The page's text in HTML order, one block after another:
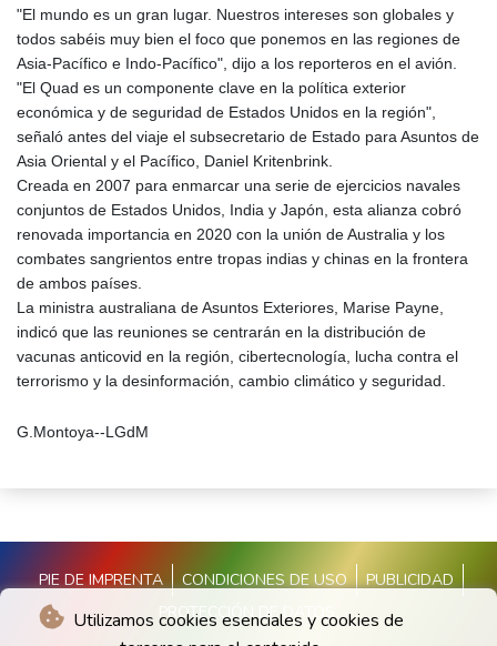
Utilizamos cookies esenciales y cookies de
"El mundo es un gran lugar. Nuestros intereses son globales y
todos sabéis muy bien el foco que ponemos en las regiones de
Asia-Pacífico e Indo-Pacífico", dijo a los reporteros en el avión.
"El Quad es un componente clave en la política exterior
económica y de seguridad de Estados Unidos en la región",
señaló antes del viaje el subsecretario de Estado para Asuntos de
Asia Oriental y el Pacífico, Daniel Kritenbrink.
Creada en 2007 para enmarcar una serie de ejercicios navales
conjuntos de Estados Unidos, India y Japón, esta alianza cobró
renovada importancia en 2020 con la unión de Australia y los
combates sangrientos entre tropas indias y chinas en la frontera
de ambos países.
La ministra australiana de Asuntos Exteriores, Marise Payne,
indicó que las reuniones se centrarán en la distribución de
vacunas anticovid en la región, cibertecnología, lucha contra el
terrorismo y la desinformación, cambio climático y seguridad.
G.Montoya--LGdM
PIE DE IMPRENTA CONDICIONES DE USO
PUBLICIDAD
PROTECCIÓN DE DATOS